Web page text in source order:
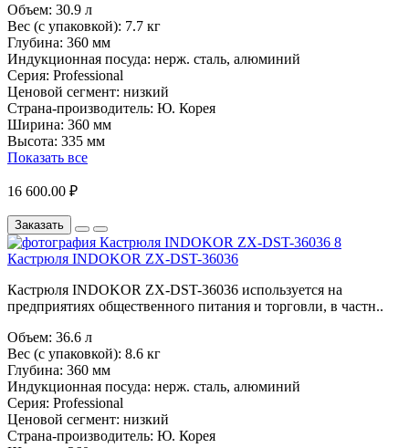
Объем: 30.9 л
Вес (с упаковкой): 7.7 кг
Глубина: 360 мм
Индукционная посуда: нерж. сталь, алюминий
Серия: Professional
Ценовой сегмент: низкий
Страна-производитель: Ю. Корея
Ширина: 360 мм
Высота: 335 мм
Показать все
16 600.00 ₽
Заказать
Кастрюля INDOKOR ZX-DST-36036
Кастрюля INDOKOR ZX-DST-36036 используется на
предприятиях общественного питания и торговли, в частн..
Объем: 36.6 л
Вес (с упаковкой): 8.6 кг
Глубина: 360 мм
Индукционная посуда: нерж. сталь, алюминий
Серия: Professional
Ценовой сегмент: низкий
Страна-производитель: Ю. Корея